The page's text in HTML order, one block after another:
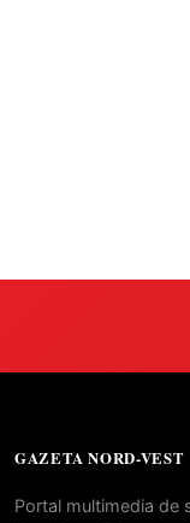
GAZETA NORD-VEST
Portal multimedia de